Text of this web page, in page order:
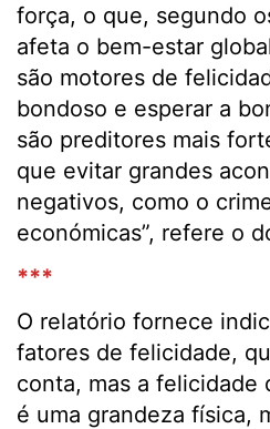
força, o que, segundo
afeta o bem-estar
são motores de
bondoso e esperar a
são preditores mais
que evitar grandes
negativos, como o
económicas”, refere o
***
O relatório fornece
fatores de felicidade,
conta, mas a felicidade
é uma grandeza física,